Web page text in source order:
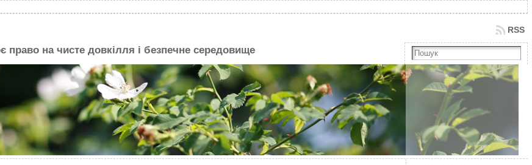
на чисте довкілля і безпечне середовище
RSS